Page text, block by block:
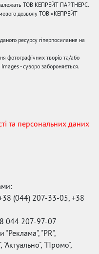
належать ТОВ КЕПРЕЙТ ПАРТНЕРС.
дозволу ТОВ «КЕПРЕЙТ
ресурсу гіперпосилання на
фотографічних творів та/або
- суворо забороняється.
та персональних даних
(044) 207-33-05, +38
044 207-97-07
"Реклама", "PR",
"Промо",